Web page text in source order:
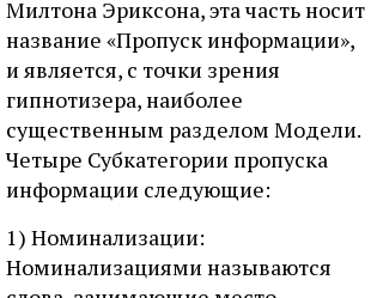
Милтона Эриксона, эта часть носит
название «Пропуск информации»,
и является, с точки зрения
гипнотизера, наиболее
существенным разделом Модели.
Четыре Субкатегории пропуска
информации следующие:
1) Номинализации:
Номинализациями называются